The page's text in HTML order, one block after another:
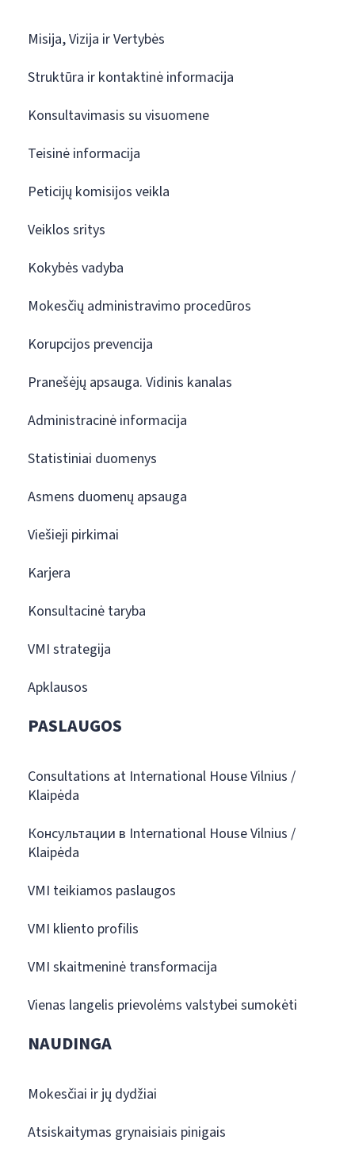
Misija, Vizija ir Vertybės
Struktūra ir kontaktinė informacija
Konsultavimasis su visuomene
Teisinė informacija
Peticijų komisijos veikla
Veiklos sritys
Kokybės vadyba
Mokesčių administravimo procedūros
Korupcijos prevencija
Pranešėjų apsauga. Vidinis kanalas
Administracinė informacija
Statistiniai duomenys
Asmens duomenų apsauga
Viešieji pirkimai
Karjera
Konsultacinė taryba
VMI strategija
Apklausos
PASLAUGOS
Consultations at International House Vilnius /
Klaipėda
Консультации в International House Vilnius /
Klaipėda
VMI teikiamos paslaugos
VMI kliento profilis
VMI skaitmeninė transformacija
Vienas langelis prievolėms valstybei sumokėti
NAUDINGA
Mokesčiai ir jų dydžiai
Atsiskaitymas grynaisiais pinigais